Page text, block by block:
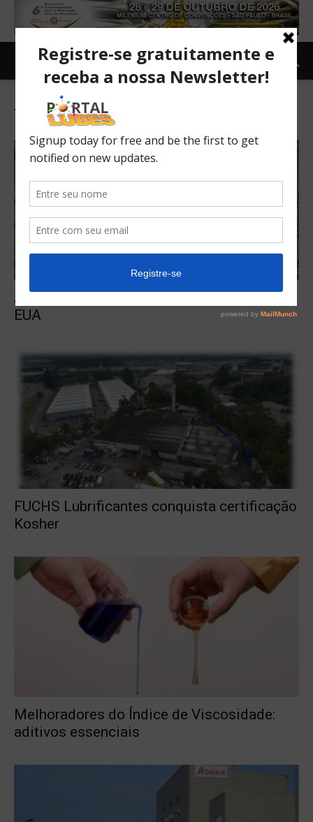
Tag: óleos lubrificantes
Aumento de preço dos lubrificantes nos
EUA
FUCHS Lubrificantes conquista certificação
Kosher
Melhoradores do Índice de Viscosidade:
aditivos essenciais